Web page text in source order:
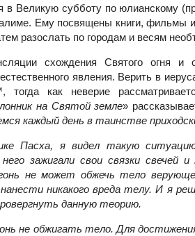
в Великую субботу по юлианскому
Ему посвящены книги, фильмы
разослать по городам и весям
схождения Святого огня и
явления. Верить в
тогда как неверие
на Святой земле»
каждый день в таинстве
Пасха, я видел такую
зажигали свои связки свечей
не может обжечь тело
никакого вреда телу. И я
данную теорию.
не обжигать тело. Для